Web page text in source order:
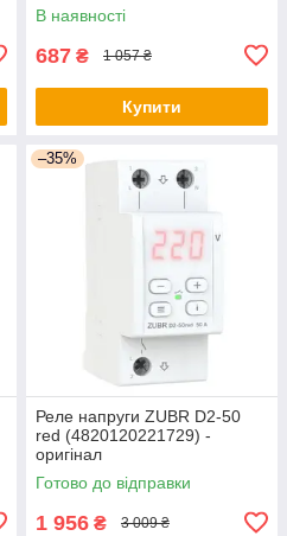
16A/3,5kW) - оригинал
В наявності
687 ₴ 1 057 ₴
Купити
–35%
Реле напруги ZUBR D2-50
red (4820120221729) -
оригінал
Готово до відправки
1 956 ₴ 3 009 ₴